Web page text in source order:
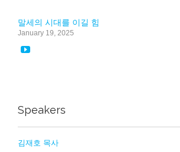
말세의 시대를 이길 힘
January 19, 2025

Speakers
김재호 목사